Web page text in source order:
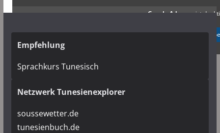
Google Adsense ist
✓ Erlauben
Empfehlung
Sprachkurs Tunesisch
Netzwerk Tunesienexplorer
soussewetter.de
tunesienbuch.de